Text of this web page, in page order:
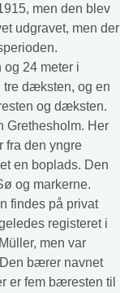
men den blev
udgravet, men der
24 meter i
dæksten, og en
og dæksten.
Grethesholm. Her
fra den yngre
en boplads. Den
og markerne.
findes på privat
registeret i
men var
bærer navnet
er fem bæresten til